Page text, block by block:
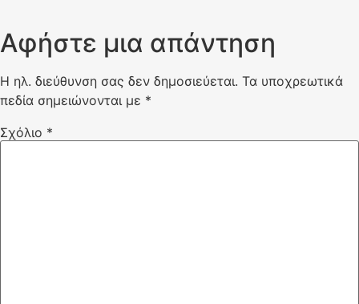
Αφήστε μια απάντηση
Η ηλ. διεύθυνση σας δεν δημοσιεύεται. Τα υποχρεωτικά
πεδία σημειώνονται με *
Σχόλιο *